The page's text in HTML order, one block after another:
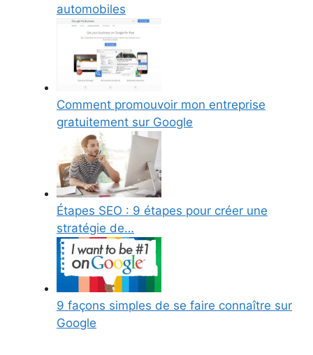
automobiles
Comment promouvoir mon entreprise
gratuitement sur Google
Étapes SEO : 9 étapes pour créer une
stratégie de…
9 façons simples de se faire connaître sur
Google